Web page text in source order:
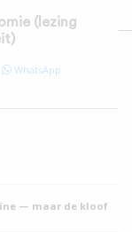
(lezing
WhatsApp
— maar de kloof